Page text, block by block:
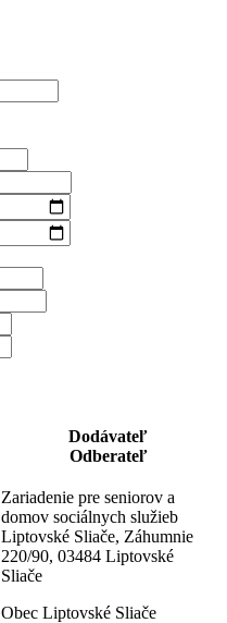
Dodávateľ
Odberateľ
Zariadenie pre seniorov a
domov sociálnych služieb
Liptovské Sliače, Záhumnie
220/90, 03484 Liptovské
Sliače
Obec Liptovské Sliače